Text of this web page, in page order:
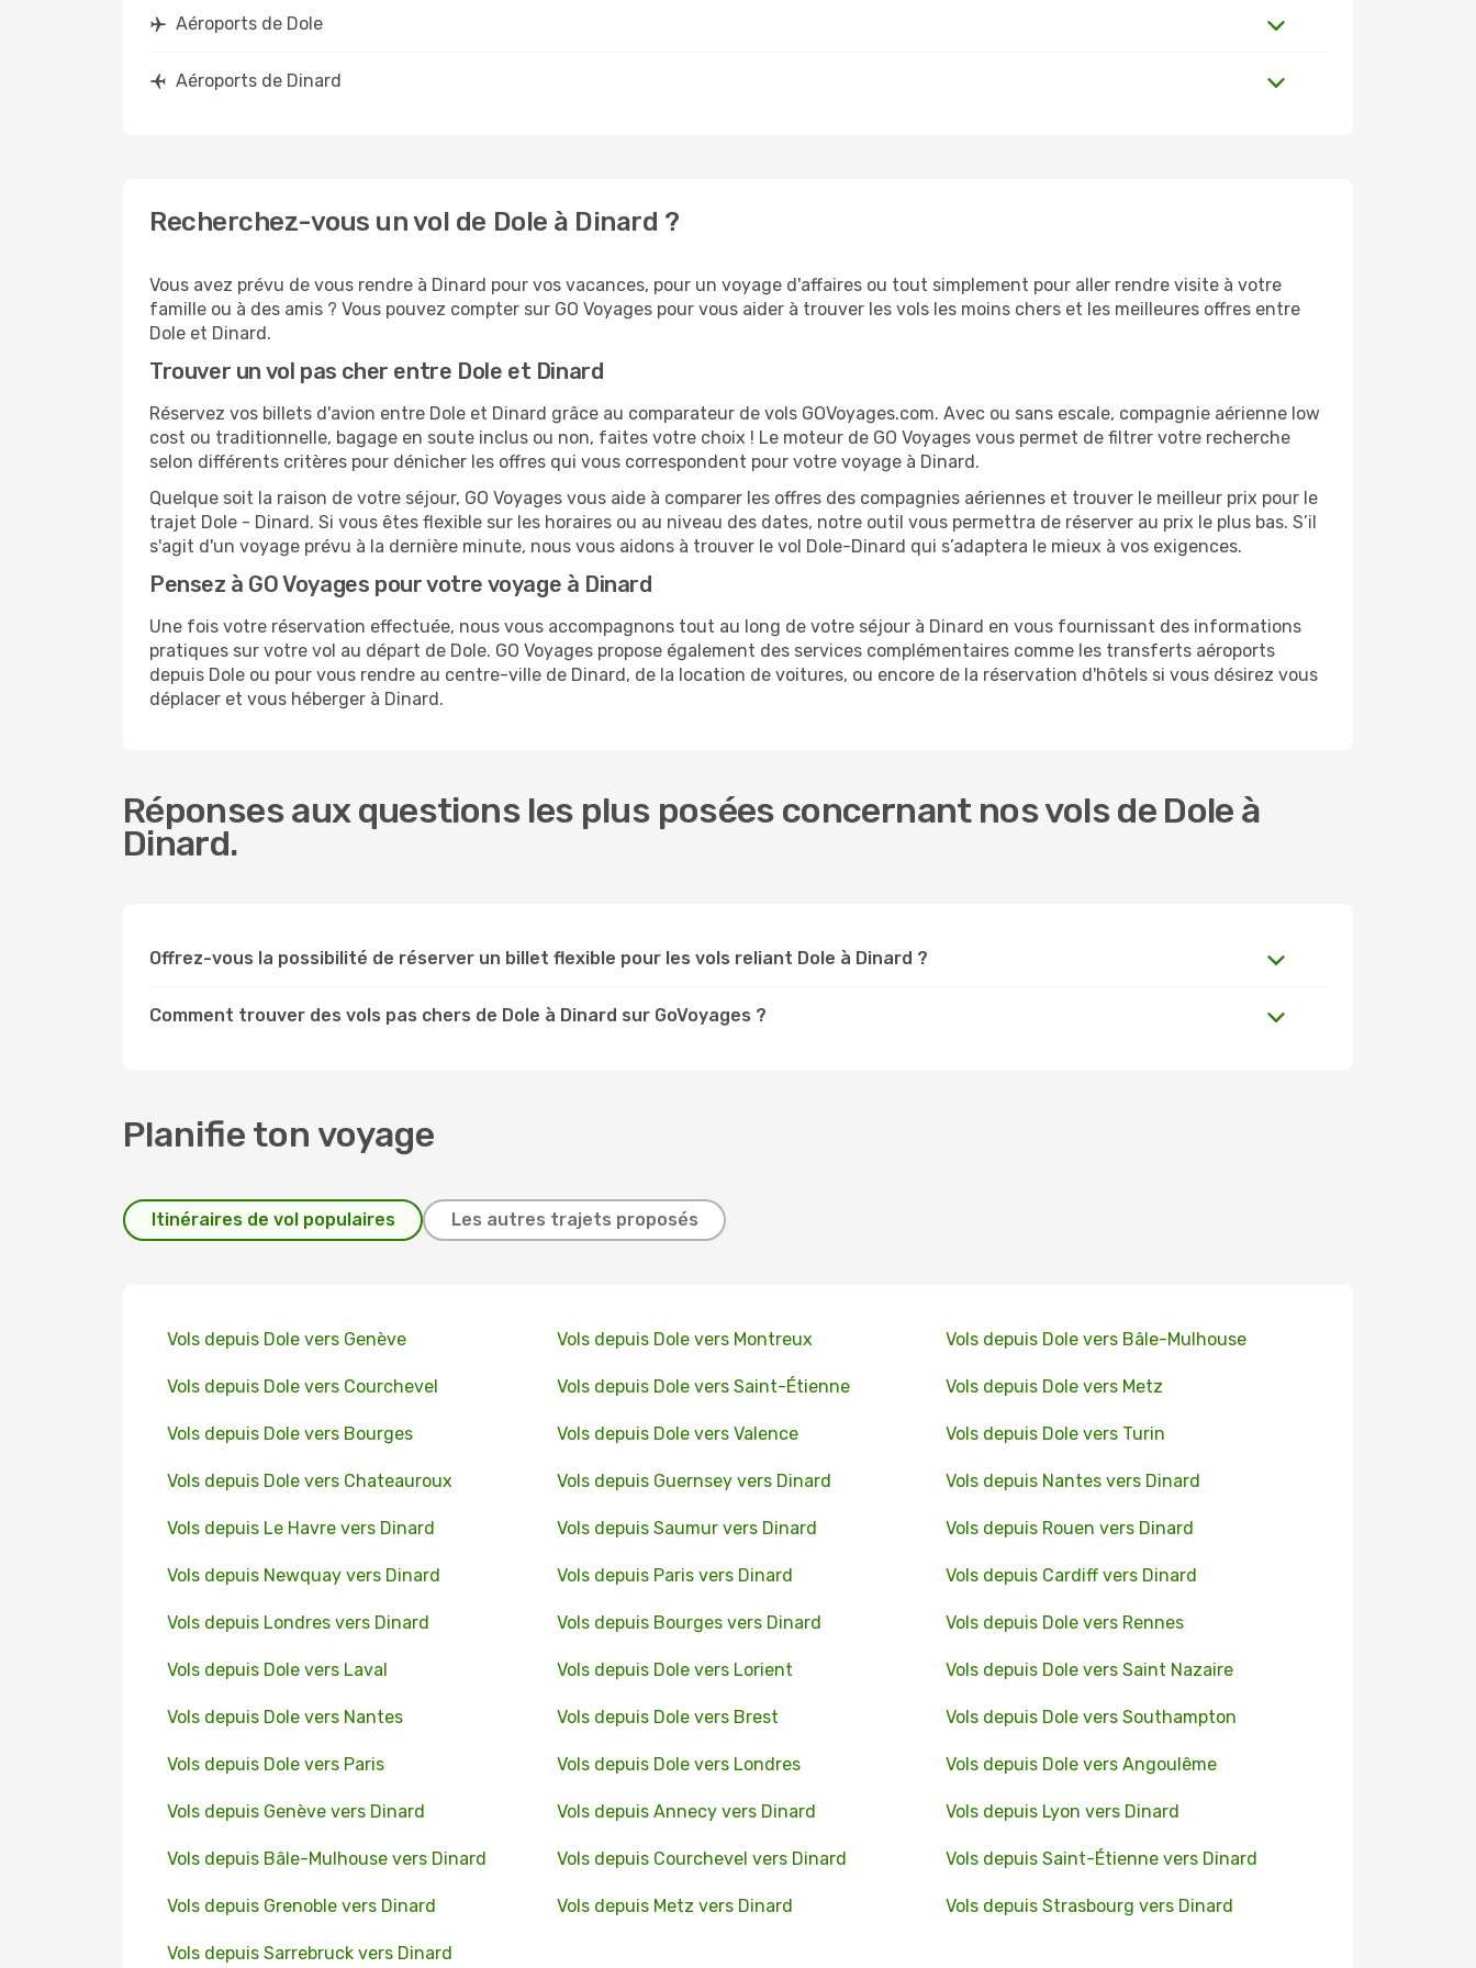
Aéroports de Dole
Aéroports de Dinard
Recherchez-vous un vol de Dole à Dinard ?
Vous avez prévu de vous rendre à Dinard pour vos vacances, pour un voyage d'affaires ou tout simplement pour aller rendre visite à votre
famille ou à des amis ? Vous pouvez compter sur GO Voyages pour vous aider à trouver les vols les moins chers et les meilleures offres entre
Dole et Dinard.
Trouver un vol pas cher entre Dole et Dinard
Réservez vos billets d'avion entre Dole et Dinard grâce au comparateur de vols GOVoyages.com. Avec ou sans escale, compagnie aérienne low
cost ou traditionnelle, bagage en soute inclus ou non, faites votre choix ! Le moteur de GO Voyages vous permet de filtrer votre recherche
selon différents critères pour dénicher les offres qui vous correspondent pour votre voyage à Dinard.
Quelque soit la raison de votre séjour, GO Voyages vous aide à comparer les offres des compagnies aériennes et trouver le meilleur prix pour le
trajet Dole - Dinard. Si vous êtes flexible sur les horaires ou au niveau des dates, notre outil vous permettra de réserver au prix le plus bas. S’il
s'agit d'un voyage prévu à la dernière minute, nous vous aidons à trouver le vol Dole-Dinard qui s’adaptera le mieux à vos exigences.
Pensez à GO Voyages pour votre voyage à Dinard
Une fois votre réservation effectuée, nous vous accompagnons tout au long de votre séjour à Dinard en vous fournissant des informations
pratiques sur votre vol au départ de Dole. GO Voyages propose également des services complémentaires comme les transferts aéroports
depuis Dole ou pour vous rendre au centre-ville de Dinard, de la location de voitures, ou encore de la réservation d'hôtels si vous désirez vous
déplacer et vous héberger à Dinard.
Réponses aux questions les plus posées concernant nos vols de Dole à
Dinard.
Offrez-vous la possibilité de réserver un billet flexible pour les vols reliant Dole à Dinard ?
Comment trouver des vols pas chers de Dole à Dinard sur GoVoyages ?
Planifie ton voyage
Itinéraires de vol populaires Les autres trajets proposés
Vols depuis Dole vers Genève Vols depuis Dole vers Montreux Vols depuis Dole vers Bâle-Mulhouse
Vols depuis Dole vers Courchevel Vols depuis Dole vers Saint-Étienne Vols depuis Dole vers Metz
Vols depuis Dole vers Bourges Vols depuis Dole vers Valence Vols depuis Dole vers Turin
Vols depuis Dole vers Chateauroux Vols depuis Guernsey vers Dinard Vols depuis Nantes vers Dinard
Vols depuis Le Havre vers Dinard Vols depuis Saumur vers Dinard Vols depuis Rouen vers Dinard
Vols depuis Newquay vers Dinard Vols depuis Paris vers Dinard Vols depuis Cardiff vers Dinard
Vols depuis Londres vers Dinard Vols depuis Bourges vers Dinard Vols depuis Dole vers Rennes
Vols depuis Dole vers Laval Vols depuis Dole vers Lorient Vols depuis Dole vers Saint Nazaire
Vols depuis Dole vers Nantes Vols depuis Dole vers Brest Vols depuis Dole vers Southampton
Vols depuis Dole vers Paris Vols depuis Dole vers Londres Vols depuis Dole vers Angoulême
Vols depuis Genève vers Dinard Vols depuis Annecy vers Dinard Vols depuis Lyon vers Dinard
Vols depuis Bâle-Mulhouse vers Dinard Vols depuis Courchevel vers Dinard Vols depuis Saint-Étienne vers Dinard
Vols depuis Grenoble vers Dinard Vols depuis Metz vers Dinard Vols depuis Strasbourg vers Dinard
Vols depuis Sarrebruck vers Dinard